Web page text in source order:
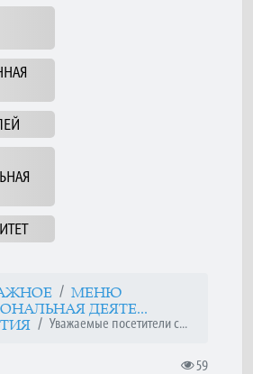
МЕНЮ
ДЕЯТЕ...
Уважаемые посетители с...
59